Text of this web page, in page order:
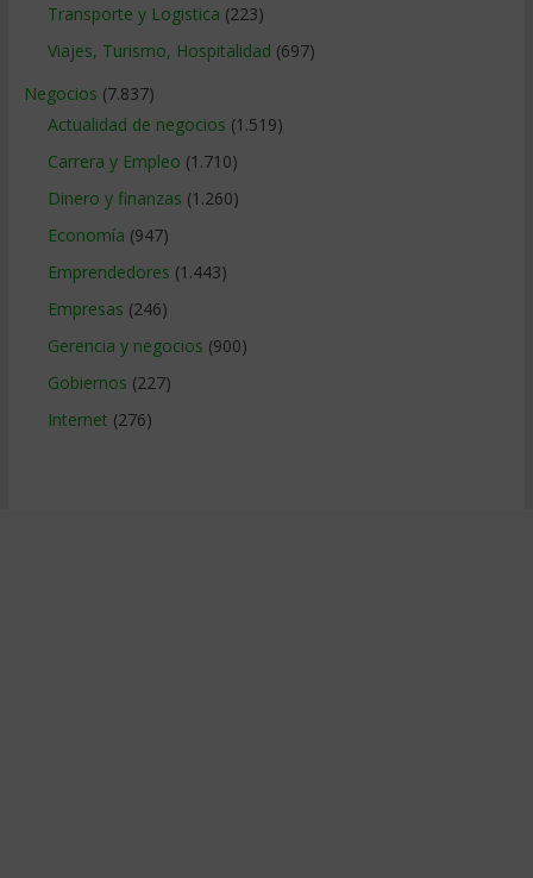
Transporte y Logistica (223)
Viajes, Turismo, Hospitalidad (697)
Negocios (7.837)
Actualidad de negocios (1.519)
Carrera y Empleo (1.710)
Dinero y finanzas (1.260)
Economía (947)
Emprendedores (1.443)
Empresas (246)
Gerencia y negocios (900)
Gobiernos (227)
Internet (276)